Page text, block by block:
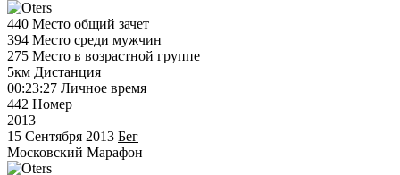
440 Место общий зачет
394 Место среди мужчин
275 Место в возрастной группе
5км Дистанция
00:23:27 Личное время
442 Номер
2013
15 Сентября 2013 Бег
Московский Марафон